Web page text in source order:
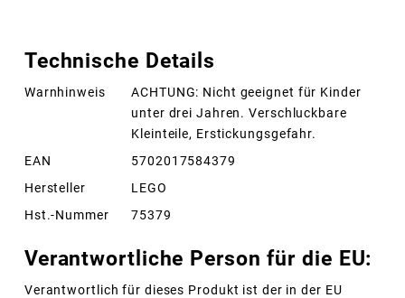
Technische Details
Warnhinweis
ACHTUNG: Nicht geeignet für Kinder
unter drei Jahren. Verschluckbare
Kleinteile, Erstickungsgefahr.
EAN
5702017584379
Hersteller
LEGO
Hst.-Nummer
75379
Verantwortliche Person für die EU:
Verantwortlich für dieses Produkt ist der in der EU